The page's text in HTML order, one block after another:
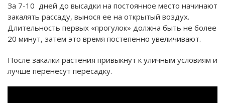
За 7-10 дней до высадки на постоянное место начинают
закалять рассаду, вынося ее на открытый воздух.
Длительность первых «прогулок» должна быть не более
20 минут, затем это время постепенно увеличивают.
После закалки растения привыкнут к уличным условиям и
лучше перенесут пересадку.